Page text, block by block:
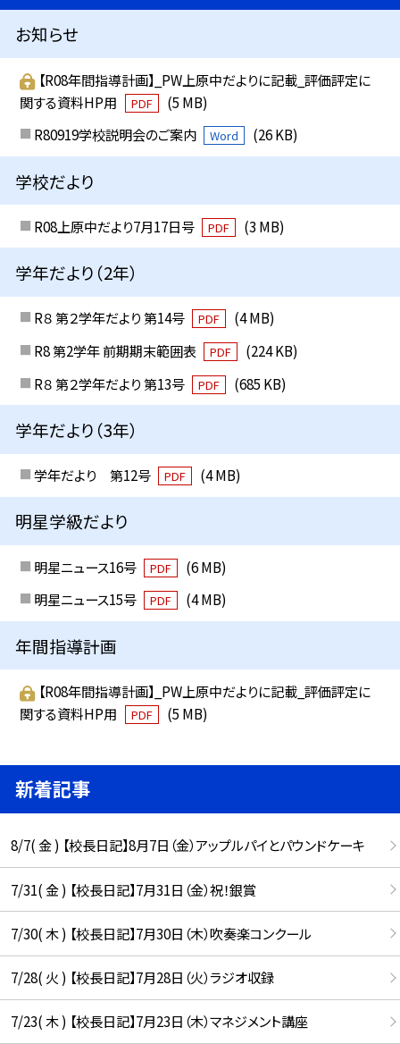
お知らせ
【R08年間指導計画】_PW上原中だよりに記載_評価評定に
関する資料HP用
PDF
(5 MB)
R80919学校説明会のご案内
Word (26 KB)
学校だより
R08上原中だより7月17日号 PDF (3 MB)
学年だより（2年）
R８ 第２学年だより 第14号 PDF
(4 MB)
R8 第2学年 前期期末範囲表
PDF
(224 KB)
R８ 第２学年だより 第13号
PDF (685 KB)
学年だより（3年）
学年だより 第12号 PDF (4 MB)
明星学級だより
明星ニュース16号 PDF
(6 MB)
明星ニュース15号
PDF (4 MB)
年間指導計画
【R08年間指導計画】_PW上原中だよりに記載_評価評定に
関する資料HP用
PDF (5 MB)
新着記事
8/7( 金 ) 【校長日記】8月7日（金）アップルパイとパウンドケーキ
7/31( 金 ) 【校長日記】7月31日（金）祝！銀賞
7/30( 木 ) 【校長日記】7月30日（木）吹奏楽コンクール
7/28( 火 ) 【校長日記】7月28日（火）ラジオ収録
7/23( 木 ) 【校長日記】7月23日（木）マネジメント講座